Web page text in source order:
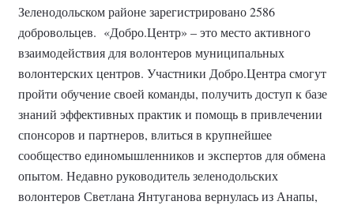
Зеленодольском районе зарегистрировано 2586
добровольцев. «Добро.Центр» – это место активного
взаимодействия для волонтеров муниципальных
волонтерских центров. Участники Добро.Центра смогут
пройти обучение своей команды, получить доступ к базе
знаний эффективных практик и помощь в привлечении
спонсоров и партнеров, влиться в крупнейшее
сообщество единомышленников и экспертов для обмена
опытом. Недавно руководитель зеленодольских
волонтеров Светлана Янтуганова вернулась из Анапы,